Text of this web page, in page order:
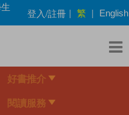
登入/註冊 | 繁 | English
好書推介
閱讀服務